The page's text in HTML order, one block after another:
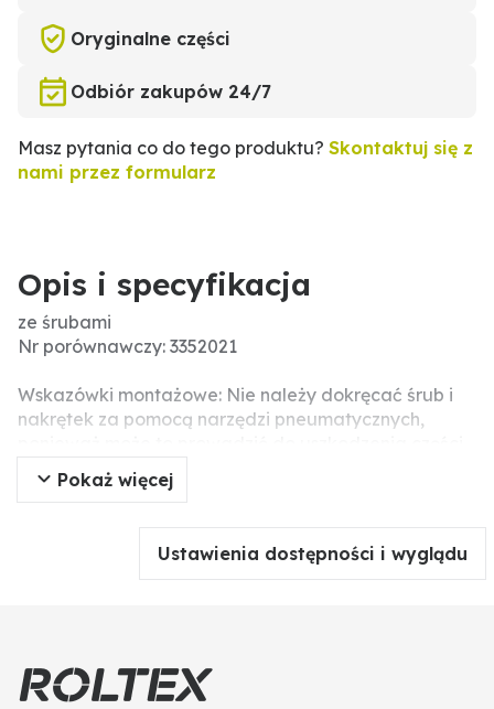
Oryginalne części
Odbiór zakupów 24/7
Masz pytania co do tego produktu? Skontaktuj się z
nami przez formularz
Opis i specyfikacja
ze śrubami
Nr porównawczy: 3352021
Wskazówki montażowe: Nie należy dokręcać śrub i
nakrętek za pomocą narzędzi pneumatycznych,
roboczej (pęknięcia naprężeniowe).
Śruby z nakrętkami w zestawie: 2 x 1801235810
Pokaż więcej
Ustawienia dostępności i wyglądu